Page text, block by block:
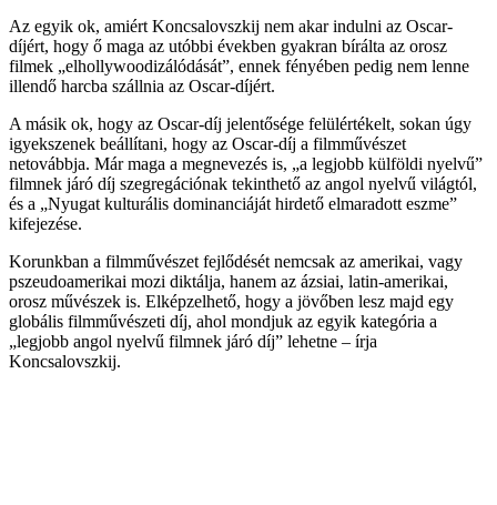
Az egyik ok, amiért Koncsalovszkij nem akar indulni az Oscar-
díjért, hogy ő maga az utóbbi években gyakran bírálta az orosz
filmek „elhollywoodizálódását”, ennek fényében pedig nem lenne
illendő harcba szállnia az Oscar-díjért.
A másik ok, hogy az Oscar-díj jelentősége felülértékelt, sokan úgy
igyekszenek beállítani, hogy az Oscar-díj a filmművészet
netovábbja. Már maga a megnevezés is, „a legjobb külföldi nyelvű”
filmnek járó díj szegregációnak tekinthető az angol nyelvű világtól,
és a „Nyugat kulturális dominanciáját hirdető elmaradott eszme”
kifejezése.
Korunkban a filmművészet fejlődését nemcsak az amerikai, vagy
pszeudoamerikai mozi diktálja, hanem az ázsiai, latin-amerikai,
orosz művészek is. Elképzelhető, hogy a jövőben lesz majd egy
globális filmművészeti díj, ahol mondjuk az egyik kategória a
„legjobb angol nyelvű filmnek járó díj” lehetne – írja
Koncsalovszkij.